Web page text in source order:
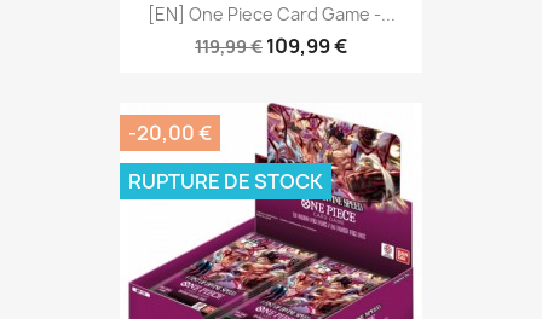
[EN] One Piece Card Game -...
119,99 € 109,99 €
-20,00 €
RUPTURE DE STOCK